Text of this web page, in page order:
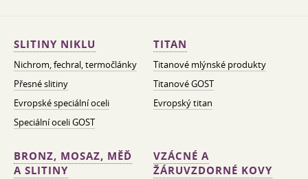
SLITINY NIKLU
Nichrom, fechral, termočlánky
Přesné slitiny
Evropské speciální oceli
Speciální oceli GOST
TITAN
Titanové mlýnské produkty
Titanové GOST
Evropský titan
BRONZ, MOSAZ, MĚĎ
A SLITINY
VZÁCNÉ A
ŽÁRUVZDORNÉ KOVY